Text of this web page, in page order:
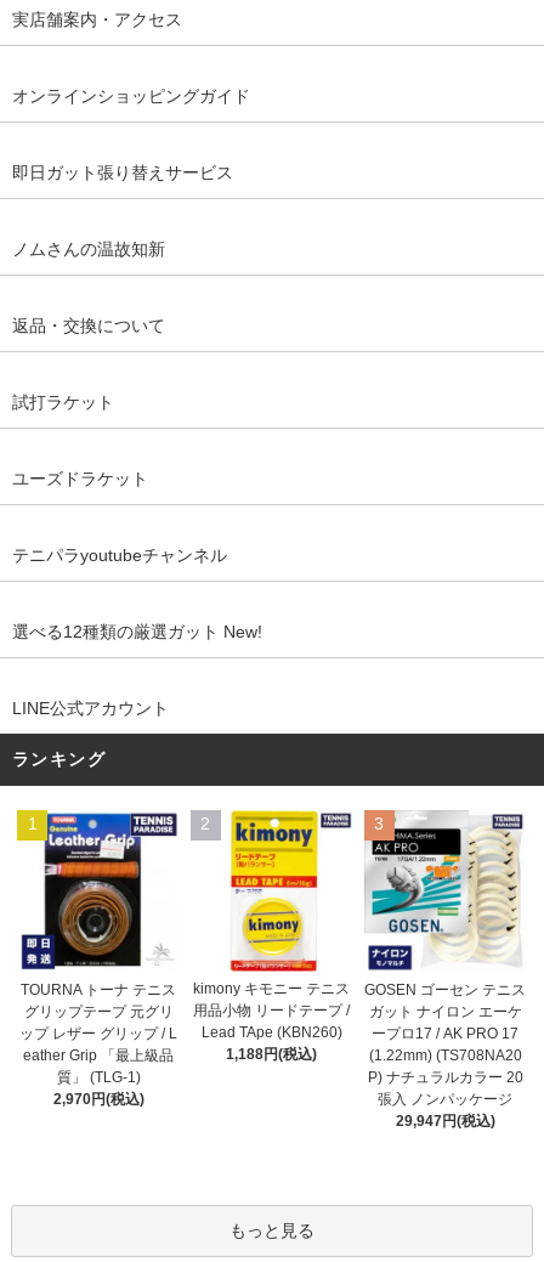
実店舗案内・アクセス
オンラインショッピングガイド
即日ガット張り替えサービス
ノムさんの温故知新
返品・交換について
試打ラケット
ユーズドラケット
テニパラyoutubeチャンネル
選べる12種類の厳選ガット New!
LINE公式アカウント
ランキング
1
TOURNA トーナ テニス
グリップテープ 元グリ
ップ レザー グリップ / L
eather Grip 「最上級品
質」 (TLG-1)
2,970円(税込)
2
kimony キモニー テニス
用品小物 リードテープ /
Lead TApe (KBN260)
1,188円(税込)
3
GOSEN ゴーセン テニス
ガット ナイロン エーケ
ープロ17 / AK PRO 17
(1.22mm) (TS708NA20
P) ナチュラルカラー 20
張入 ノンパッケージ
29,947円(税込)
もっと見る